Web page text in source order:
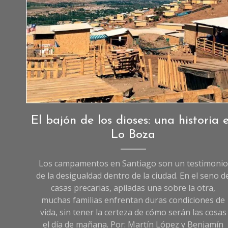
(Imagen referencial). Créditos: Jorge Nazer, UC.cl
Crónicas,
Crónicas
El bajón de los dioses: una historia
Lo Boza
Los campamentos en Santiago son un testimonio
de la desigualdad dentro de la ciudad. En el seno
casas precarias, apiladas una sobre la otra,
muchas familias enfrentan duras condiciones de
vida, sin tener la certeza de cómo serán las cosas
el día de mañana. Por: Martín López y Benjamín